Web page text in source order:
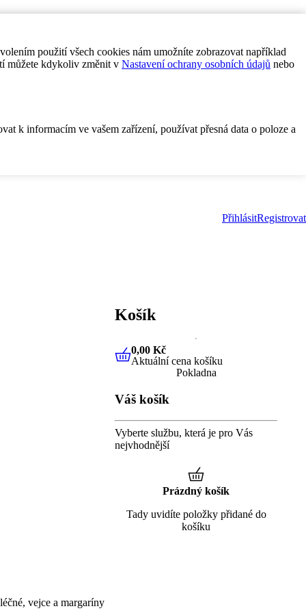
použití všech cookies nám umožníte zobrazovat například
můžete kdykoliv změnit v Nastavení ochrany osobních údajů nebo
k informacím ve vašem zařízení, používat přesná data o poloze a
PřihlásitRegistrovat
vejce a margaríny
Košík
0,00 KčAktuální cena košíku
0,00 Kč
Aktuální cena košíku
Pokladna
Váš košík
Vyberte službu, která je pro Vás
nejvhodnější
Prázdný košík
Tady uvidíte položky přidané do
košíku